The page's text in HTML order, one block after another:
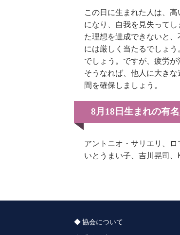
この日に生まれた人は、
になり、自我を見失って
た理想を達成できないと
には厳しく当たるでしょ
でしょう。ですが、疲労
そうなれば、他人に大き
間を確保しましょう。
8月18日生まれの有
アントニオ・サリエリ、
いとうまい子、吉川晃司
協会について